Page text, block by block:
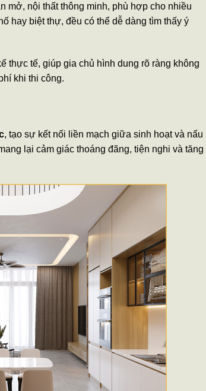
mở, nội thất thông minh, phù hợp cho nhiều
hay biệt thự, đều có thể dễ dàng tìm thấy ý
thực tế, giúp gia chủ hình dung rõ ràng không
khi thi công.
, tạo sự kết nối liền mạch giữa sinh hoạt và nấu
lại cảm giác thoáng đãng, tiện nghi và tăng